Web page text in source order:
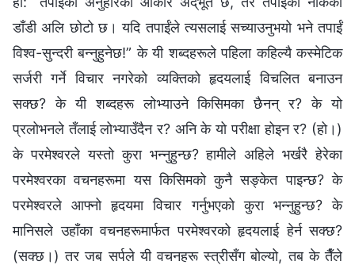
डाँडी अलि छोटो छ। यदि तपाईंले त्यसलाई सच्याउनुभयो भने तपाईं
विश्‍व-सुन्दरी बन्‍नुहुनेछ!” के यी शब्दहरूले पहिला कहिल्यै कस्‍मेटिक
सर्जरी गर्ने विचार नगरेको व्यक्तिको हृदयलाई विचलित बनाउन
सक्छ? के यी शब्दहरू लोभ्याउने किसिमका छैनन् र? के यो
प्रलोभनले तँलाई लोभ्याउँदैन र? अनि के यो परीक्षा होइन र? (हो।)
के परमेश्‍वरले यस्तो कुरा भन्‍नुहुन्छ? हामीले अहिले भर्खरै हेरेका
परमेश्‍वरका वचनहरूमा यस किसिमको कुनै सङ्‍केत पाइन्छ? के
परमेश्‍वरले आफ्नो हृदयमा विचार गर्नुभएको कुरा भन्‍नुहुन्छ? के
मानिसले उहाँका वचनहरूमार्फत परमेश्‍वरको हृदयलाई हेर्न सक्छ?
(सक्छ।) तर जब सर्पले यी वचनहरू स्‍त्रीसँग बोल्यो, तब के तैँले